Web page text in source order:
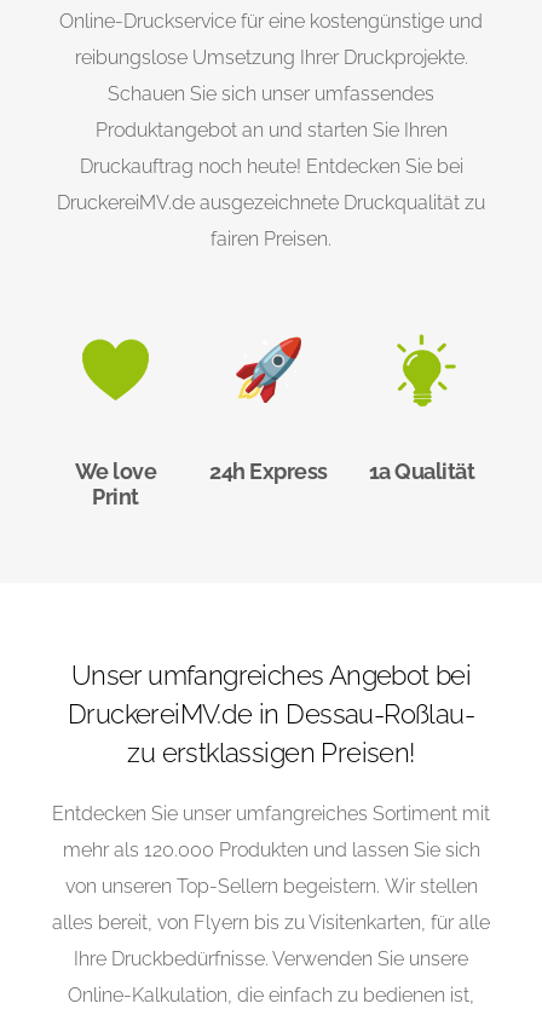
Online-Druckservice für eine kostengünstige und
reibungslose Umsetzung Ihrer Druckprojekte.
Schauen Sie sich unser umfassendes
Produktangebot an und starten Sie Ihren
Druckauftrag noch heute! Entdecken Sie bei
DruckereiMV.de ausgezeichnete Druckqualität zu
fairen Preisen.
We love
Print
24h Express 1a Qualität
Unser umfangreiches Angebot bei
DruckereiMV.de in Dessau-Roßlau-
zu erstklassigen Preisen!
Entdecken Sie unser umfangreiches Sortiment mit
mehr als 120.000 Produkten und lassen Sie sich
von unseren Top-Sellern begeistern. Wir stellen
alles bereit, von Flyern bis zu Visitenkarten, für alle
Ihre Druckbedürfnisse. Verwenden Sie unsere
Online-Kalkulation, die einfach zu bedienen ist,